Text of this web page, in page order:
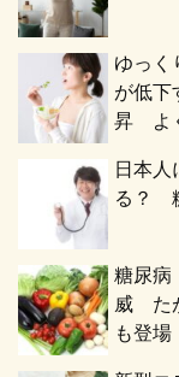
ゆっく
が低下
昇 よ
日本
る？
糖尿病
威 た
も登場